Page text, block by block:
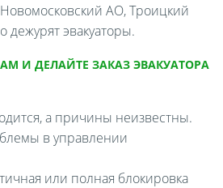
АО, Троицкий
дежурят эвакуаторы.
И ДЕЛАЙТЕ ЗАКАЗ ЭВАКУАТОРА
а причины неизвестны.
в управлении
или полная блокировка